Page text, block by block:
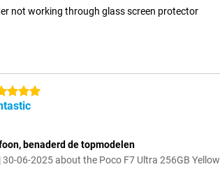
not working through glass screen protector
benaderd de topmodelen
30-06-2025 about the Poco F7 Ultra 256GB Yellow